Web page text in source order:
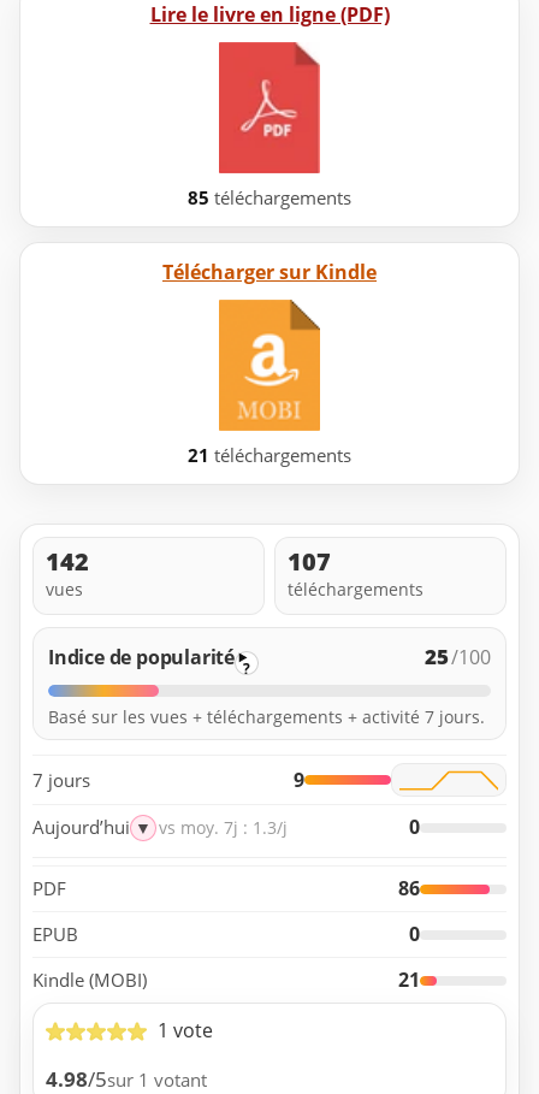
Lire le livre en ligne (PDF)
85 téléchargements
Télécharger sur Kindle
21 téléchargements
142
vues
107
téléchargements
Indice de popularité ? 25/100
Basé sur les vues + téléchargements + activité 7 jours.
7 jours 9
Aujourd’hui ▼ vs moy. 7j : 1.3/j 0
PDF 86
EPUB 0
Kindle (MOBI)
21
1 vote
4.98/5sur 1 votant